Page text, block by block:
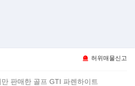
허위매물신고
판매한 골프 GTI 파렌하이트